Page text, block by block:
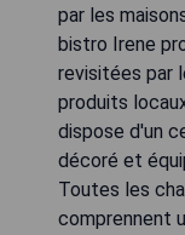
par les
bistro Irene
revisitées par
produits
dispose d'un
décoré et
Toutes les
comprennent